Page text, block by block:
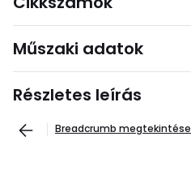
Műszaki adatok
Részletes leírás
Breadcrumb megtekintése